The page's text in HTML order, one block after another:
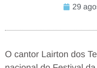
29
O cantor Lairton dos